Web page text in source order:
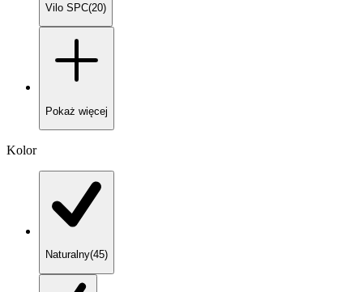
Vilo SPC(20)
Pokaż więcej
Kolor
Naturalny(45)